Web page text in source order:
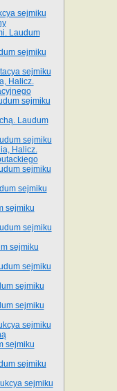
sejmiku
Laudum
sejmiku
sejmiku
Halicz.
sejmiku
Laudum
sejmiku
Halicz.
sejmiku
sejmiku
sejmiku
sejmiku
sejmiku
sejmiku
sejmiku
sejmiku
sejmiku
sejmiku
sejmiku
sejmiku